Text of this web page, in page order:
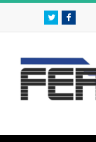
Twitter